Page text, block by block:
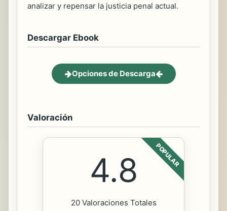
analizar y repensar la justicia penal actual.
Descargar Ebook
Opciones de Descarga
Valoración
POPULAR
4.8
20 Valoraciones Totales